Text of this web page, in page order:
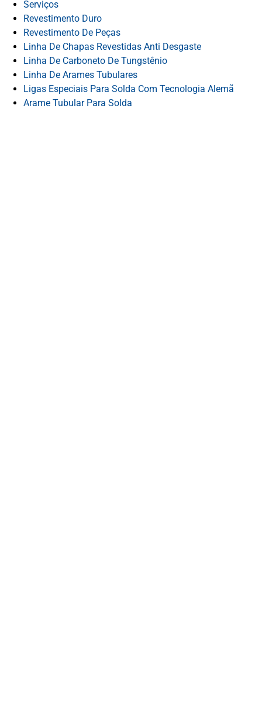
Serviços
Revestimento Duro
Revestimento De Peças
Linha De Chapas Revestidas Anti Desgaste
Linha De Carboneto De Tungstênio
Linha De Arames Tubulares
Ligas Especiais Para Solda Com Tecnologia Alemã
Arame Tubular Para Solda